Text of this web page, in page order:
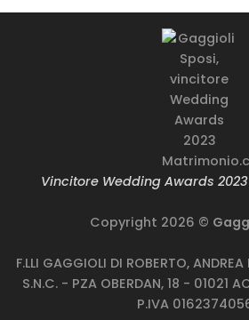
Vincitore Wedding Awards
Copyright 2026 ©
F.LLI GAGGIOLI DI ROBERTO,
S.N.C. - PZA OBERDAN, 18 - 01021
P.IVA